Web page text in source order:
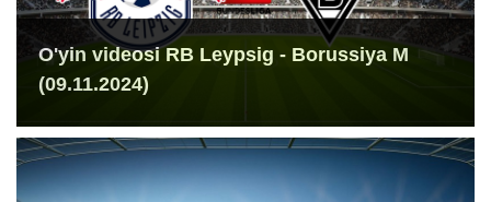
O'yin videosi RB Leypsig - Borussiya M
(09.11.2024)